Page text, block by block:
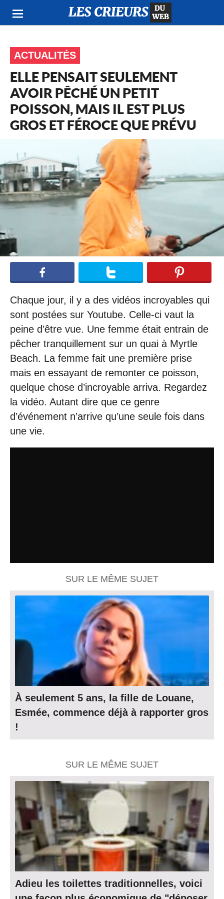
ACTUALITÉS
ELLE PENSAIT SEULEMENT
AVOIR PÊCHÉ UN PETIT
POISSON, MAIS IL EST PLUS
GROS ET FÉROCE QUE PRÉVU
Chaque jour, il y a des vidéos incroyables qui
sont postées sur Youtube. Celle-ci vaut la
peine d’être vue. Une femme était entrain de
pêcher tranquillement sur un quai à Myrtle
Beach. La femme fait une première prise
mais en essayant de remonter ce poisson,
quelque chose d’incroyable arriva. Regardez
la vidéo. Autant dire que ce genre
d’événement n’arrive qu’une seule fois dans
une vie.
SUR LE MÊME SUJET
À seulement 5 ans, la fille de Louane,
Esmée, commence déjà à rapporter gros
!
SUR LE MÊME SUJET
Adieu les toilettes traditionnelles, voici